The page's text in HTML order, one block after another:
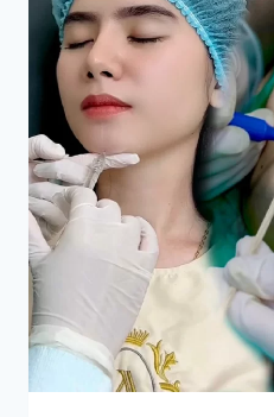
วิธี
รับมือ
และ
ต้อง